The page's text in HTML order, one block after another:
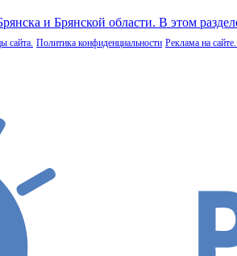
и Брянской области. В этом
сайта. Политика конфиденциальности Реклама на